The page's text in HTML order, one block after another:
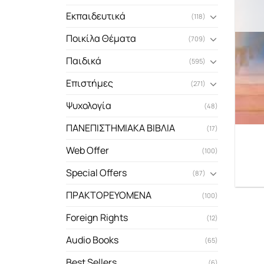
Εκπαιδευτικά (118)
Ποικίλα Θέματα (709)
Παιδικά (595)
Επιστήμες (271)
Ψυχολογία (48)
ΠΑΝΕΠΙΣΤΗΜΙΑΚΑ ΒΙΒΛΙΑ (17)
Web Offer (100)
Special Offers (87)
ΠΡΑΚΤΟΡΕΥΟΜΕΝΑ (100)
Foreign Rights (12)
Audio Books (65)